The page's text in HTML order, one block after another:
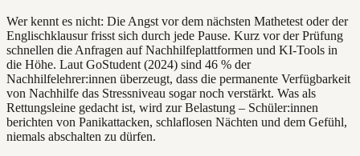
Wer kennt es nicht: Die Angst vor dem nächsten Mathetest oder der
Englischklausur frisst sich durch jede Pause. Kurz vor der Prüfung
schnellen die Anfragen auf Nachhilfeplattformen und KI-Tools in
die Höhe. Laut GoStudent (2024) sind 46 % der
Nachhilfelehrer:innen überzeugt, dass die permanente Verfügbarkeit
von Nachhilfe das Stressniveau sogar noch verstärkt. Was als
Rettungsleine gedacht ist, wird zur Belastung – Schüler:innen
berichten von Panikattacken, schlaflosen Nächten und dem Gefühl,
niemals abschalten zu dürfen.